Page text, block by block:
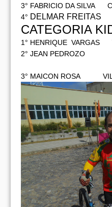
3° FABRICIO DA SILVA
4° DELMAR FREITAS
CATEGORIA
1° HENRIQUE VARGAS
2° JEAN PEDROZO
3° MAICON ROSA